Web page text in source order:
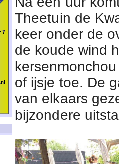
Theetuin de
keer onder de
de koude wind
of ijsje toe. De
van elkaars
bijzondere